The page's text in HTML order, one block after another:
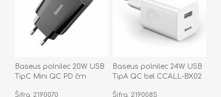
Baseus polnilec 20W USB
TipC Mini QC PD črn
Šifra: 2190070
Baseus polnilec 24W USB
TipA QC bel CCALL-BX02
Šifra: 2190085